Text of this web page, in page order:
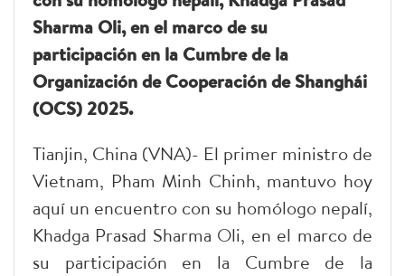
Sharma Oli, en el marco de su
participación en la Cumbre de la
Organización de Cooperación de Shanghái
(OCS) 2025.
Tianjin, China (VNA)- El primer ministro de
Vietnam, Pham Minh Chinh, mantuvo hoy
aquí un encuentro con su homólogo nepalí,
Khadga Prasad Sharma Oli, en el marco de
su participación en la Cumbre de la